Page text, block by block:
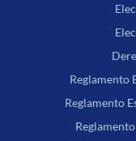
Reglamento
Reglamento